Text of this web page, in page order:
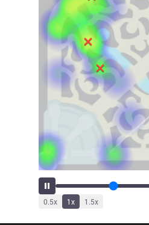
0.5x 1x 1.5x